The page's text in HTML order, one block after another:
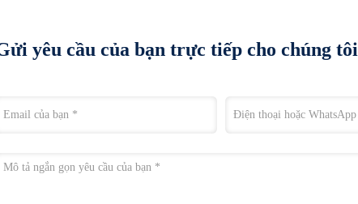
yêu cầu của bạn trực tiếp cho chúng tôi